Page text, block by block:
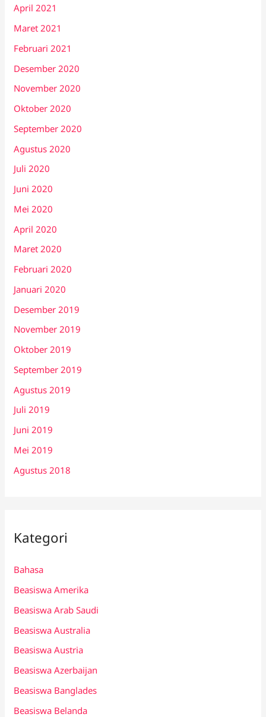
April 2021
Maret 2021
Februari 2021
Desember 2020
November 2020
Oktober 2020
September 2020
Agustus 2020
Juli 2020
Juni 2020
Mei 2020
April 2020
Maret 2020
Februari 2020
Januari 2020
Desember 2019
November 2019
Oktober 2019
September 2019
Agustus 2019
Juli 2019
Juni 2019
Mei 2019
Agustus 2018
Kategori
Bahasa
Beasiswa Amerika
Beasiswa Arab Saudi
Beasiswa Australia
Beasiswa Austria
Beasiswa Azerbaijan
Beasiswa Banglades
Beasiswa Belanda